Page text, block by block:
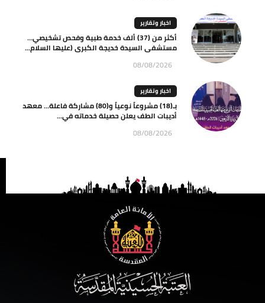
اخبار وتقارير
أكثر من (37) ألف خدمة طبية وفحص تشخيصي…
مستشفى السيدة خديجة الكبرى (عليها السلام...
08/08/2026
اخبار وتقارير
بـ(18) مشروعاً نوعياً و(80) مشاركة فاعلة… معهد
أديبات الطف يعلن حصيلة خدماته في...
08/08/2026